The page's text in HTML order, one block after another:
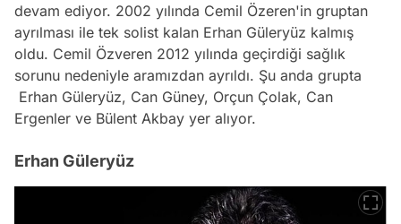
devam ediyor. 2002 yılında Cemil Özeren'in gruptan
ayrılması ile tek solist kalan Erhan Güleryüz kalmış
oldu. Cemil Özveren 2012 yılında geçirdiği sağlık
sorunu nedeniyle aramızdan ayrıldı. Şu anda grupta
Erhan Güleryüz, Can Güney, Orçun Çolak, Can
Ergenler ve Bülent Akbay yer alıyor.
Erhan Güleryüz